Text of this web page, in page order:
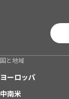
国と地域
ヨーロッパ
中南米